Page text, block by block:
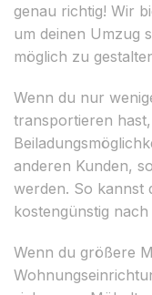
genau richtig! Wir
um deinen Umzug
möglich zu
Wenn du nur
transportieren
anderen Kunden,
werden. So kannst
kostengünstig
Wenn du größere